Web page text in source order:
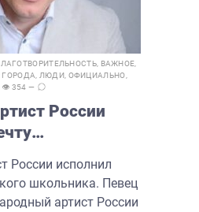
, ВАЖНОЕ
ГОРОДА ЛЮДИ, ОФИЦИАЛЬНО
354 —
России
России исполнил
школьника. Певец
артист России